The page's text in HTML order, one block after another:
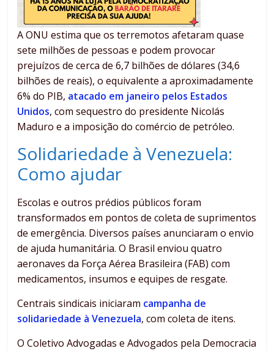
A ONU estima que os terremotos afetaram quase
sete milhões de pessoas e podem provocar
prejuízos de cerca de 6,7 bilhões de dólares (34,6
bilhões de reais), o equivalente a aproximadamente
6% do PIB, atacado em janeiro pelos Estados
Unidos, com sequestro do presidente Nicolás
Maduro e a imposição do comércio de petróleo.
Solidariedade à Venezuela:
Como ajudar
Escolas e outros prédios públicos foram
transformados em pontos de coleta de suprimentos
de emergência. Diversos países anunciaram o envio
de ajuda humanitária. O Brasil enviou quatro
aeronaves da Força Aérea Brasileira (FAB) com
medicamentos, insumos e equipes de resgate.
Centrais sindicais iniciaram campanha de
solidariedade à Venezuela, com coleta de itens.
O Coletivo Advogadas e Advogados pela Democracia